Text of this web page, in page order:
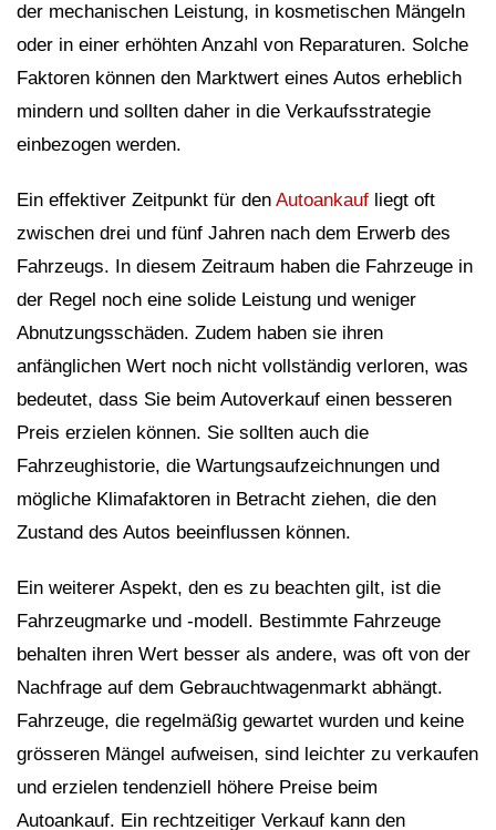
der mechanischen Leistung, in kosmetischen Mängeln
oder in einer erhöhten Anzahl von Reparaturen. Solche
Faktoren können den Marktwert eines Autos erheblich
mindern und sollten daher in die Verkaufsstrategie
einbezogen werden.
Ein effektiver Zeitpunkt für den Autoankauf liegt oft
zwischen drei und fünf Jahren nach dem Erwerb des
Fahrzeugs. In diesem Zeitraum haben die Fahrzeuge in
der Regel noch eine solide Leistung und weniger
Abnutzungsschäden. Zudem haben sie ihren
anfänglichen Wert noch nicht vollständig verloren, was
bedeutet, dass Sie beim Autoverkauf einen besseren
Preis erzielen können. Sie sollten auch die
Fahrzeughistorie, die Wartungsaufzeichnungen und
mögliche Klimafaktoren in Betracht ziehen, die den
Zustand des Autos beeinflussen können.
Ein weiterer Aspekt, den es zu beachten gilt, ist die
Fahrzeugmarke und -modell. Bestimmte Fahrzeuge
behalten ihren Wert besser als andere, was oft von der
Nachfrage auf dem Gebrauchtwagenmarkt abhängt.
Fahrzeuge, die regelmäßig gewartet wurden und keine
grösseren Mängel aufweisen, sind leichter zu verkaufen
und erzielen tendenziell höhere Preise beim
Autoankauf. Ein rechtzeitiger Verkauf kann den